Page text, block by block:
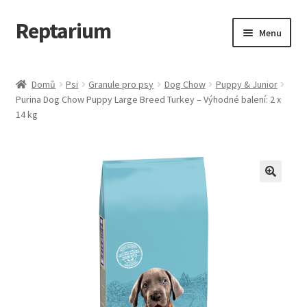
Přeskočit
na
Přejít
k
webu
Reptarium Menu
Košík
Domů Psi Granule pro psy Dog Chow
Puppy & Junior
Purina Dog Chow Puppy Large Breed Turkey – Výhodné balení: 2 x
14 kg